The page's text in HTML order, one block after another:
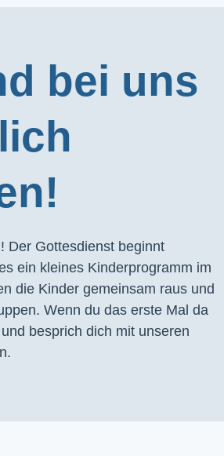
bei uns
Der Gottesdienst beginnt
ein kleines Kinderprogramm im
die Kinder gemeinsam raus und
Wenn du das erste Mal da
besprich dich mit unseren